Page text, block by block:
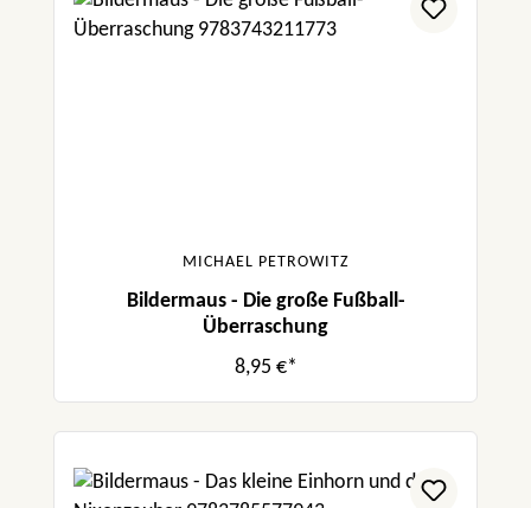
MICHAEL PETROWITZ
Bildermaus - Die große Fußball-
Überraschung
8,95 €*